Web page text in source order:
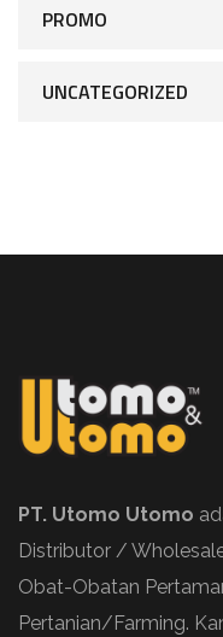
PROMO
UNCATEGORIZED
PT. Utomo Utomo
Distributor /
Obat-Obatan
Pertanian/Farming.